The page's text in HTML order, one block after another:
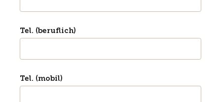
Tel. (beruflich)
Tel. (mobil)